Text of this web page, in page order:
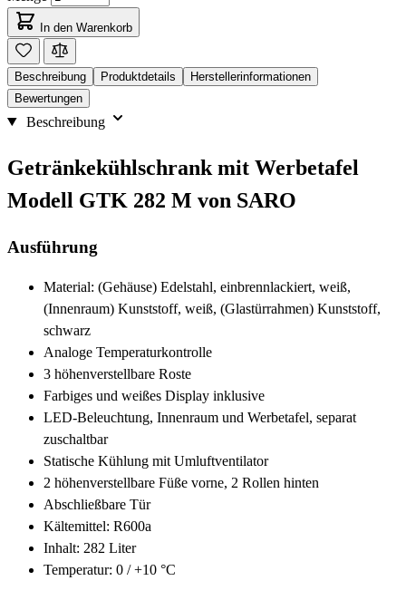
In den Warenkorb
Beschreibung Produktdetails
Herstellerinformationen
Bewertungen
Beschreibung
Getränkekühlschrank mit Werbetafel
Modell GTK 282 M von SARO
Ausführung
Material: (Gehäuse) Edelstahl, einbrennlackiert, weiß,
(Innenraum) Kunststoff, weiß, (Glastürrahmen) Kunststoff,
schwarz
Analoge Temperaturkontrolle
3 höhenverstellbare Roste
Farbiges und weißes Display inklusive
LED-Beleuchtung, Innenraum und Werbetafel, separat
zuschaltbar
Statische Kühlung mit Umluftventilator
2 höhenverstellbare Füße vorne, 2 Rollen hinten
Abschließbare Tür
Kältemittel: R600a
Inhalt: 282 Liter
Temperatur: 0 / +10 °C